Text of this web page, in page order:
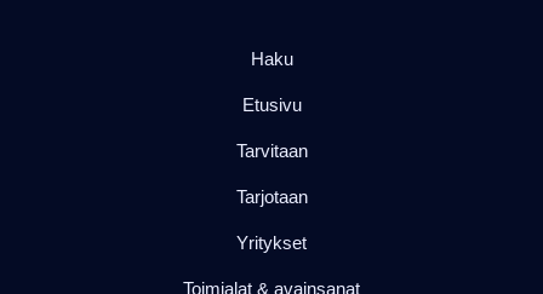
Haku
Etusivu
Tarvitaan
Tarjotaan
Yritykset
Toimialat & avainsanat